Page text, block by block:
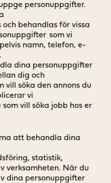
personuppgifter.
behandlas för vissa
som vi
namn, telefon, e-
dina personuppgifter
dig och
vill söka den annons du
vi
vill söka jobb hos er
att behandla dina
statistik,
verksamheten. När du
dina personuppgifter